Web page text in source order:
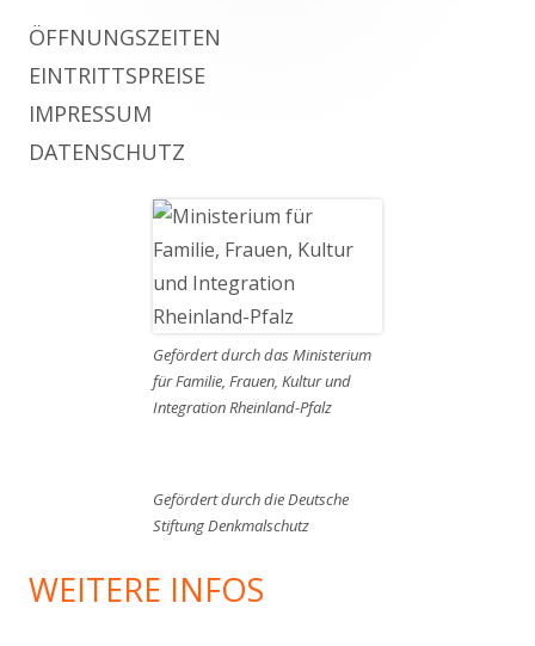
Seitenleiste
ÖFFNUNGSZEITEN
EINTRITTSPREISE
IMPRESSUM
DATENSCHUTZ
Gefördert durch das Ministerium
für Familie, Frauen, Kultur und
Integration Rheinland-Pfalz
Gefördert durch die Deutsche
Stiftung Denkmalschutz
WEITERE INFOS